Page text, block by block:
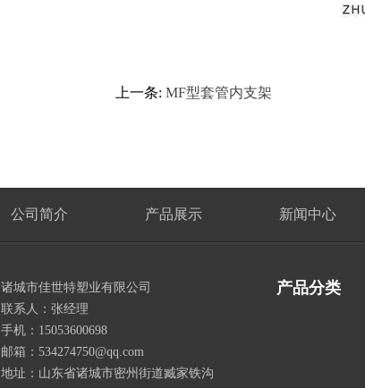
上一条: MF型套管内支架
公司简介 产品展示 新闻中心
诸城市佳世特塑业有限公司
联系人：张经理
手机：15053600698
邮箱：534274750@qq.com
地址：山东省诸城市密州街道臧家铁沟
产品分类